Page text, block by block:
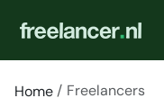
Home Freelancers